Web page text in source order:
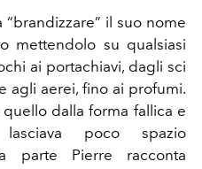
il suo nome
mettendolo su qualsiasi
ai portachiavi, dagli sci
agli aerei, fino ai profumi.
dalla forma fallica e
poco spazio
parte Pierre racconta